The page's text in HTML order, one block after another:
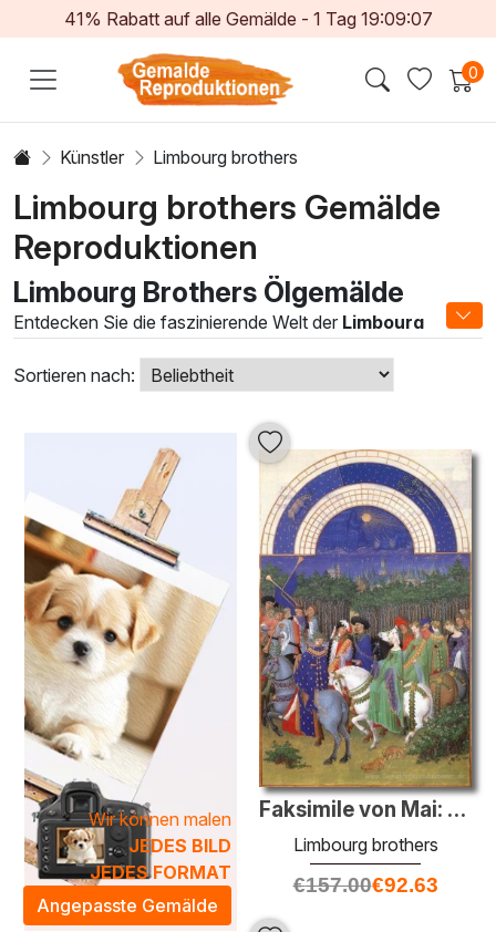
41% Rabatt auf alle Gemälde - 1 Tag 19:09:04
0
Künstler Limbourg brothers
Limbourg brothers Gemälde
Reproduktionen
Limbourg Brothers Ölgemälde
Entdecken Sie die faszinierende Welt der Limbourg
Zusammenspiel aus Detailverliebtheit und historischer
bekannt für ihre einzigartigen Techniken, die verschiedene
Stilelemente kombinieren und eine lebendige Atmosphäre
schaffen. Ihre Werke sind nicht nur Kunst für die Wand,
sondern zeitlose Erzählungen, die die Schönheit und den
reichen Erbe ihrer Epoche verkörpern.
EinLimbourg Brothers
Ölgemälde bereichert jeden Raum
und verwandelt Ihre Wohnumgebung in eine inspirierende
Oase voller Kreativität und Eleganz. Durch den Einsatz von
kräftigen Farben und feinen Pinselstrichen ziehen die
Gemälde den Betrachter in eine andere Zeit, wobei sie eine
künstlerische Atmosphäre schaffen, die jeden Raum
aufwertet. Erleben Sie die Magie dieser Meisterwerke und
lassen Sie Ihr Zuhause mit einem Hauch von
Geschichtsträchtigkeit erstrahlen.
Sortieren nach:
Wir können malen
JEDES BILD
JEDES FORMAT
Angepasste Gemälde
Faksimile von Mai: Wir feiern Maifeiertag der Nähe der Stadt Rio
Limbourg brothers
€157.00€92.63